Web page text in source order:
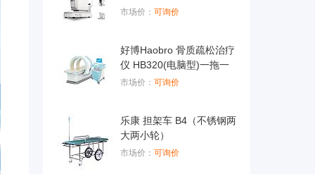
市场价： 可询价
好博Haobro 骨质疏松治疗
仪 HB320(电脑型)一拖一
市场价： 可询价
乐康 担架车 B4（不锈钢两
大两小轮）
市场价： 可询价